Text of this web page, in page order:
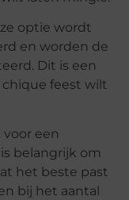
optie wordt
en worden de
Dit is een
chique feest wilt
een
belangrijk om
het beste past
bij het aantal